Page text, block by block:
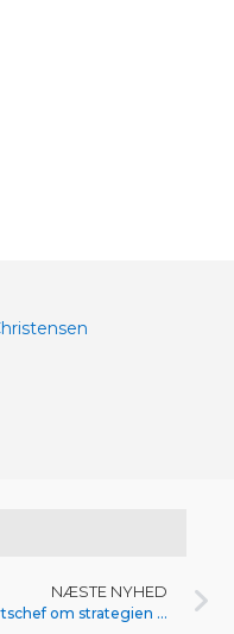
NÆSTE NYHED
Sportschef om strategien i 2024